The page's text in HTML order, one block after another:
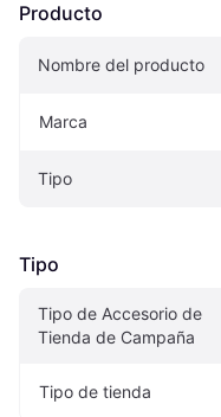
Producto
Nombre del producto
Marca
Tipo
Tipo
Tipo de Accesorio de
Tienda de Campaña
Tipo de tienda